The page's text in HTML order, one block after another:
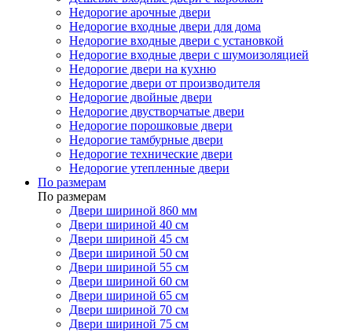
Недорогие арочные двери
Недорогие входные двери для дома
Недорогие входные двери с установкой
Недорогие входные двери с шумоизоляцией
Недорогие двери на кухню
Недорогие двери от производителя
Недорогие двойные двери
Недорогие двустворчатые двери
Недорогие порошковые двери
Недорогие тамбурные двери
Недорогие технические двери
Недорогие утепленные двери
По размерам
По размерам
Двери шириной 860 мм
Двери шириной 40 см
Двери шириной 45 см
Двери шириной 50 см
Двери шириной 55 см
Двери шириной 60 см
Двери шириной 65 см
Двери шириной 70 см
Двери шириной 75 см